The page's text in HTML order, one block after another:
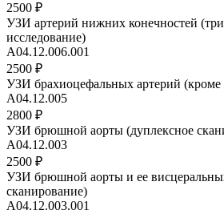
2500 ₽
УЗИ артерий нижних конечностей
исследование)
A04.12.006.001
2500 ₽
УЗИ брахиоцефальных артерий (кроме
А04.12.005
2800 ₽
УЗИ брюшной аорты (дуплексное
A04.12.003
2500 ₽
УЗИ брюшной аорты и ее
сканирование)
A04.12.003.001